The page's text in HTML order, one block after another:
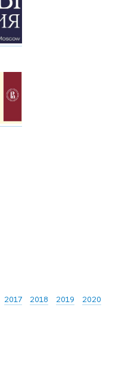
2017 2018 2019
2020